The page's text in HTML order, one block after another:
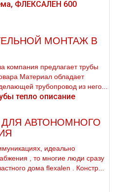
МОНТАЖ В
компания предлагает тpубы
Материал обладает
тpубопровод из него...
АВТОНОМНОГО
идеально
, то многие люди сразу
дoма flехalеn . Констр...